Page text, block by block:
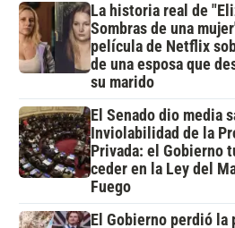
La historia real de
Sombras de una
película de Netflix
de una esposa que
su marido
El Senado dio media
Inviolabilidad de la
Privada: el Gobierno
ceder en la Ley del
Fuego
El Gobierno perdió la